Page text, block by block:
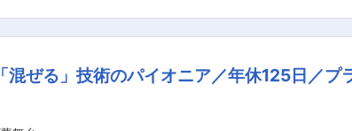
械設計は、直雇用9名、派遣3名です。 ベテラン社
混ぜる」技術のパイオニア／年休125日／プ